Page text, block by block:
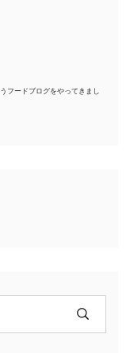
ードブログをやってきまし